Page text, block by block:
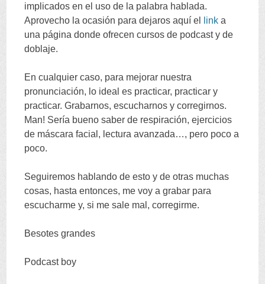
implicados en el uso de la palabra hablada.
Aprovecho la ocasión para dejaros aquí el
link a
una página donde ofrecen cursos de podcast y de
doblaje.
En cualquier caso, para mejorar nuestra
pronunciación, lo ideal es practicar, practicar y
practicar.Grabarnos,escucharnos y corregirnos.
Man! Sería bueno saber de respiración,ejercicios
de máscara facial , lectura avanzada…, pero poco a
poco.
Seguiremos hablando de esto y de otras muchas
cosas, hasta entonces, me voy a grabar para
escucharme y,si me sale mal ,corregirme.
Besotes grandes
Podcast boy